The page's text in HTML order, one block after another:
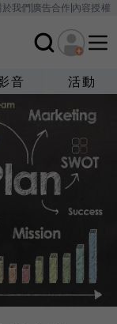
我們廣告合作內容授權
音 活動